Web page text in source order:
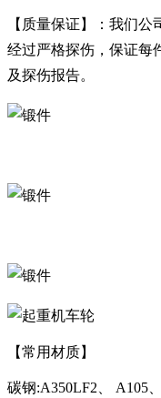
【质量保证】：我们公
经过严格探伤，保证每
及探伤报告。
【常用材质】
碳钢:A350LF2、 A105